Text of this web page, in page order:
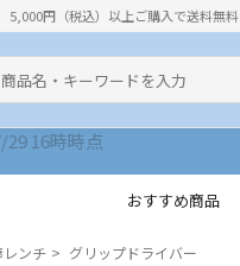
5,000円（税込）以上ご購入で送料無料
おすすめ商品
レンチ グリップドライバー